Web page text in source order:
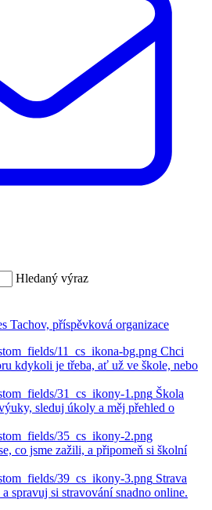
Hledaný výraz
Chci
kdykoli je třeba, ať už ve škole, nebo
Škola
sleduj úkoly a měj přehled o
co jsme zažili, a připomeň si školní
Strava
spravuj si stravování snadno online.